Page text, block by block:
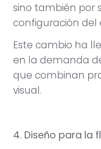
sino también por
configuración del
Este cambio ha
en la demanda
que combinan
visual.
4. Diseño para la